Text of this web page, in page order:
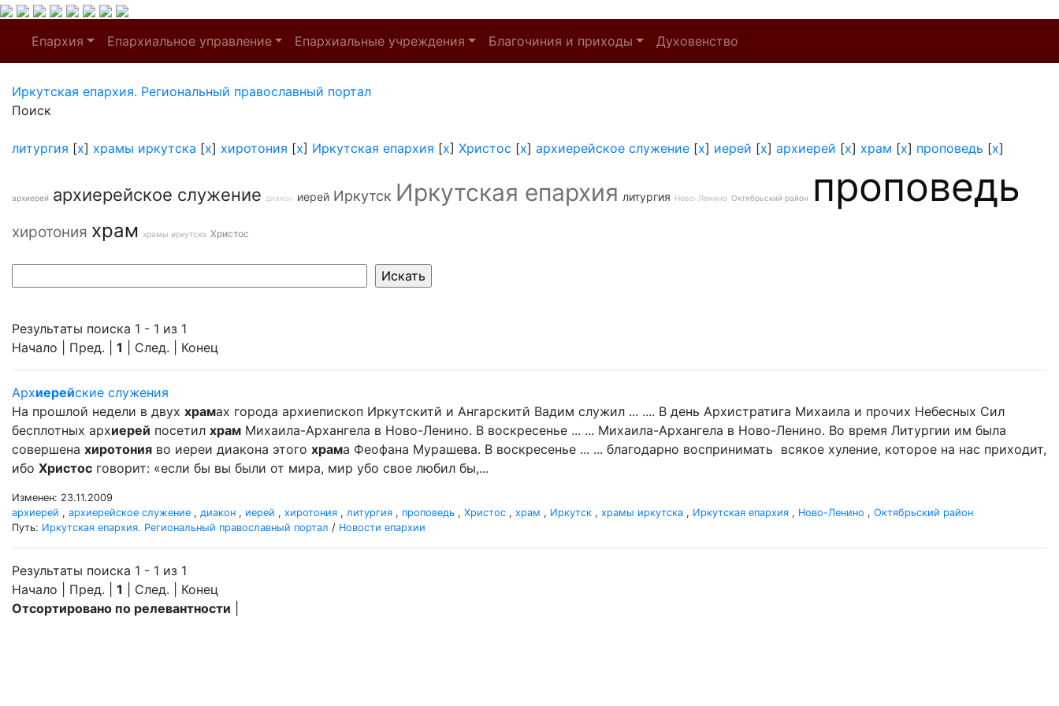
Епархия Епархиальное управление Епархиальные учреждения Благочиния и приходы Духовенство
Иркутская епархия. Региональный православный портал
Поиск
литургия [x] храмы иркутска [x] хиротония [x] Иркутская епархия [x] Христос [x] архиерейское служение [x] иерей [x] архиерей [x] храм [x] проповедь [x]
архиерей архиерейское служение диакон иерей Иркутск Иркутская епархия литургия Ново-Ленино Октябрьский район проповедь
хиротония храм храмы иркутска Христос
Результаты поиска 1 - 1 из 1
Начало | Пред. | 1 | След. | Конец
Архиерейские служения
На прошлой недели в двух храмах города архиепископ Иркутскитй и Ангарскитй Вадим служил ... .... В день Архистратига Михаила и прочих Небесных Сил
бесплотных архиерей посетил храм Михаила-Архангела в Ново-Ленино. В воскресенье ... ... Михаила-Архангела в Ново-Ленино. Во время Литургии им была
совершена хиротония во иереи диакона этого храма Феофана Мурашева. В воскресенье ... ... благодарно воспринимать всякое хуление, которое на нас приходит,
ибо Христос говорит: «если бы вы были от мира, мир убо свое любил бы,...
Изменен: 23.11.2009
архиерей , архиерейское служение , диакон , иерей , хиротония , литургия , проповедь , Христос , храм , Иркутск , храмы иркутска , Иркутская епархия , Ново-Ленино , Октябрьский район
Путь: Иркутская епархия. Региональный православный портал / Новости епархии
Результаты поиска 1 - 1 из 1
Начало | Пред. | 1 | След. | Конец
Отсортировано по релевантности